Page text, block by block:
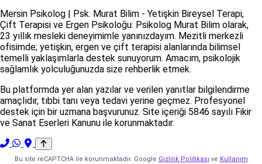
Mersin Psikolog | Psk. Murat Bilim - Yetişkin Bireysel Terapi,
Çift Terapisi ve Ergen Psikoloğu: Psikolog Murat Bilim olarak,
23 yıllık mesleki deneyimimle yanınızdayım. Mezitli merkezli
ofisimde; yetişkin, ergen ve çift terapisi alanlarında bilimsel
temelli yaklaşımlarla destek sunuyorum. Amacım, psikolojik
sağlamlık yolculuğunuzda size rehberlik etmek.
Bu platformda yer alan yazılar ve verilen yanıtlar bilgilendirme
amaçlıdır, tıbbi tanı veya tedavi yerine geçmez. Profesyonel
destek için bir uzmana başvurunuz. Site içeriği 5846 sayılı Fikir
ve Sanat Eserleri Kanunu ile korunmaktadır.
Bu site reCAPTCHA ile korunmaktadır. Google Gizlilik Politikası ve Kullanım